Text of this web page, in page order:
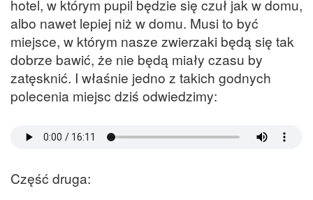
hotel, w którym pupil będzie się czuł jak w domu,
albo nawet lepiej niż w domu. Musi to być
miejsce, w którym nasze zwierzaki będą się tak
dobrze bawić, że nie będą miały czasu by
zatęsknić. I właśnie jedno z takich godnych
polecenia miejsc dziś odwiedzimy:
Część druga: